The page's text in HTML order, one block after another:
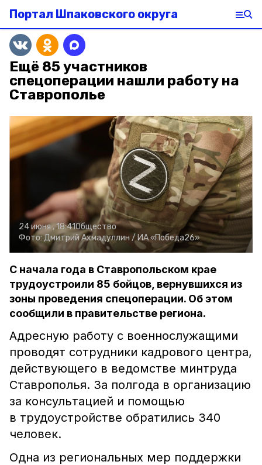
Портал Шпаковского округа
Ещё 85 участников
спецоперации нашли работу на
Ставрополье
24 июня , 18:41Общество
Фото:Дмитрий Ахмадуллин / ИА «Победа26»
С начала года в Ставропольском крае
трудоустроили 85 бойцов, вернувшихся из
зоны проведения спецоперации. Об этом
сообщили в правительстве региона.
Адресную работу с военнослужащими
проводят сотрудники кадрового центра,
действующего в ведомстве минтруда
Ставрополья. За полгода в организацию
за консультацией и помощью
в трудоустройстве обратились 340
человек.
Одна из региональных мер поддержки